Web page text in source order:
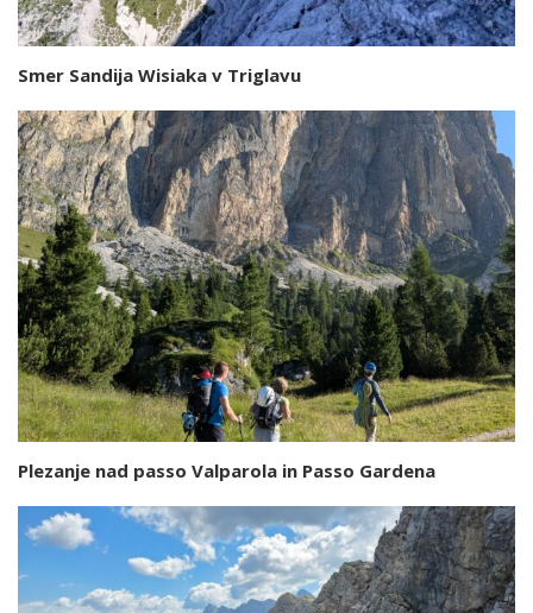
Smer Sandija Wisiaka v Triglavu
Plezanje nad passo Valparola in Passo Gardena